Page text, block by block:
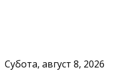
Субота, август 8, 2026